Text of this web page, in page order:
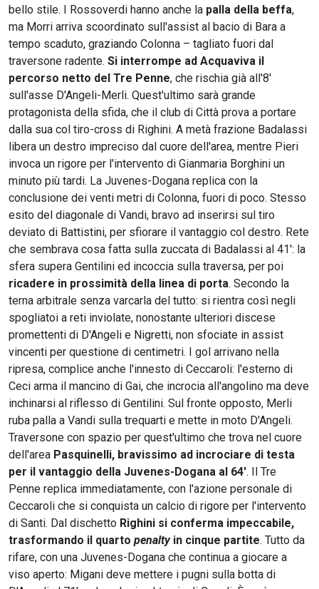
bello stile. I Rossoverdi hanno anche la palla della beffa,
ma Morri arriva scoordinato sull'assist al bacio di Bara a
tempo scaduto, graziando Colonna – tagliato fuori dal
traversone radente. Si interrompe ad Acquaviva il
percorso netto del Tre Penne, che rischia già all'8'
sull'asse D'Angeli-Merli. Quest'ultimo sarà grande
protagonista della sfida, che il club di Città prova a portare
dalla sua col tiro-cross di Righini. A metà frazione Badalassi
libera un destro impreciso dal cuore dell'area, mentre Pieri
invoca un rigore per l'intervento di Gianmaria Borghini un
minuto più tardi. La Juvenes-Dogana replica con la
conclusione dei venti metri di Colonna, fuori di poco. Stesso
esito del diagonale di Vandi, bravo ad inserirsi sul tiro
deviato di Battistini, per sfiorare il vantaggio col destro. Rete
che sembrava cosa fatta sulla zuccata di Badalassi al 41': la
sfera supera Gentilini ed incoccia sulla traversa, per poi
ricadere in prossimità della linea di porta. Secondo la
terna arbitrale senza varcarla del tutto: si rientra così negli
spogliatoi a reti inviolate, nonostante ulteriori discese
promettenti di D'Angeli e Nigretti, non sfociate in assist
vincenti per questione di centimetri. I gol arrivano nella
ripresa, complice anche l'innesto di Ceccaroli: l'esterno di
Ceci arma il mancino di Gai, che incrocia all'angolino ma deve
inchinarsi al riflesso di Gentilini. Sul fronte opposto, Merli
ruba palla a Vandi sulla trequarti e mette in moto D'Angeli.
Traversone con spazio per quest'ultimo che trova nel cuore
dell'area Pasquinelli, bravissimo ad incrociare di testa
per il vantaggio della Juvenes-Dogana al 64'. Il Tre
Penne replica immediatamente, con l'azione personale di
Ceccaroli che si conquista un calcio di rigore per l'intervento
di Santi. Dal dischetto Righini si conferma impeccabile,
trasformando il quarto penaltyin cinque partite. Tutto da
rifare, con una Juvenes-Dogana che continua a giocare a
viso aperto: Migani deve mettere i pugni sulla botta di